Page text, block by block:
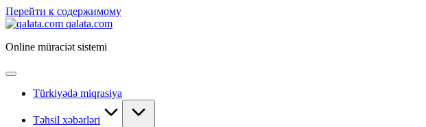
Перейти к содержимому
qalata.com
Online müraciət sistemi
Türkiyədə miqrasiya
Təhsil xəbərləri